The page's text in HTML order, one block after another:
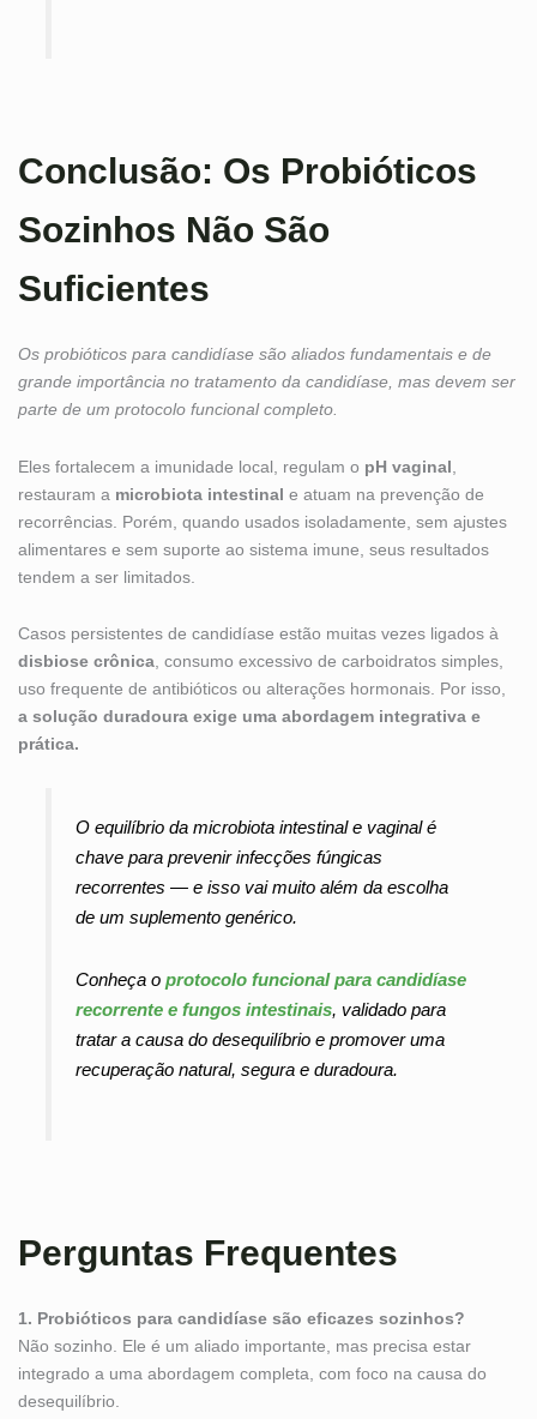
Conclusão: Os Probióticos
Sozinhos Não São
Suficientes
Os probióticos para candidíase são aliados fundamentais e de
grande importância no tratamento da candidíase, mas devem ser
parte de um protocolo funcional completo.
Eles fortalecem a imunidade local, regulam o pH vaginal
restauram a microbiota intestinal e atuam na prevenção de
recorrências. Porém, quando usados isoladamente, sem ajustes
alimentares e sem suporte ao sistema imune, seus resultados
tendem a ser limitados.
Casos persistentes de candidíase estão muitas vezes ligados à
disbiose crônica, consumo excessivo de carboidratos simples,
uso frequente de antibióticos ou alterações hormonais. Por isso,
a solução duradoura exige uma abordagem integrativa e
prática.
O equilíbrio da microbiota intestinal e vaginal é
chave para prevenir infecções fúngicas
recorrentes — e isso vai muito além da escolha
de um suplemento genérico.
Conheça oprotocolo funcional para candidíase
recorrente e fungos intestinais, validado para
tratar a causa do desequilíbrio e promover uma
recuperação natural, segura e duradoura.
Perguntas Frequentes
1. Probióticos para candidíase são eficazes sozinhos?
Não sozinho. Ele é um aliado importante, mas precisa estar
integrado a uma abordagem completa, com foco na causa do
desequilíbrio.